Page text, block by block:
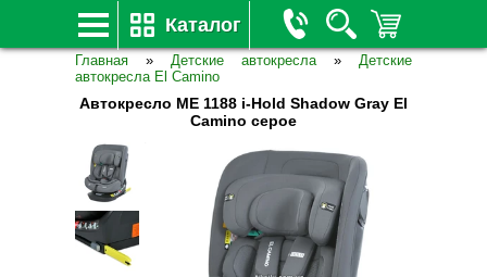
Каталог
Главная » Детские автокресла » Детские
автокресла El Camino
Автокресло ME 1188 i-Hold Shadow Gray El
Camino серое